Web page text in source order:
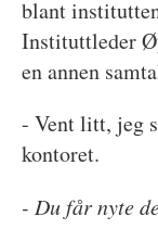
blant
Instituttleder
en annen
- Vent litt, jeg
kontoret.
- Du får nyte